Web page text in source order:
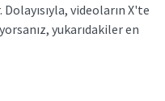
videoların X'te
yukarıdakiler en